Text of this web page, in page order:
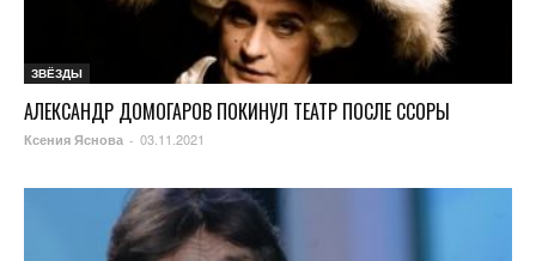
ЗВЁЗДЫ
АЛЕКСАНДР ДОМОГАРОВ ПОКИНУЛ ТЕАТР ПОСЛЕ ССОРЫ
Ксения Яснова - 03.11.2021